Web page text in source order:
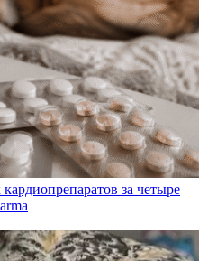
за четыре